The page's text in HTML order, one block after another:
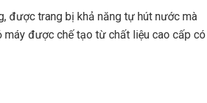
được trang bị khả năng tự hút nước mà
máy được chế tạo từ chất liệu cao cấp có